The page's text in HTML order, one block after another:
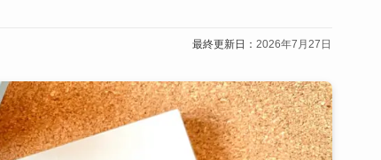
最終更新日：2026年7月27日